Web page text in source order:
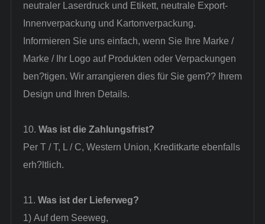
neutraler Laserdruck und Etikett, neutrale Export-
Innenverpackung und Kartonverpackung.
Informieren Sie uns einfach, wenn Sie Ihre Marke /
Marke / Ihr Logo auf Produkten oder Verpackungen
ben?tigen. Wir arrangieren dies für Sie gem?? Ihrem
Design und Ihren Details.
10. Was ist die Zahlungsfrist?
Per T / T, L / C, Western Union, Kreditkarte ebenfalls
erh?ltlich.
11. Was ist der Lieferweg?
1) Auf dem Seeweg,